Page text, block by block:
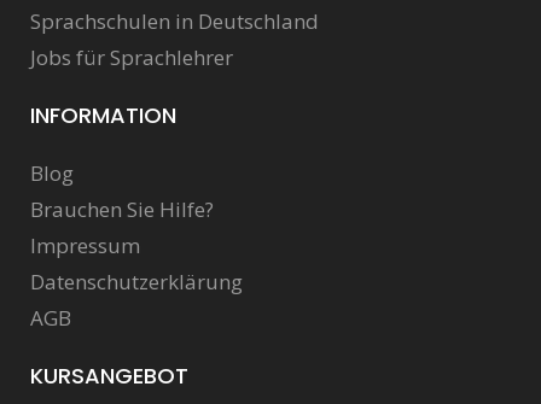
Sprachschulen in Deutschland
Jobs für Sprachlehrer
INFORMATION
Blog
Brauchen Sie Hilfe?
Impressum
Datenschutzerklärung
AGB
KURSANGEBOT